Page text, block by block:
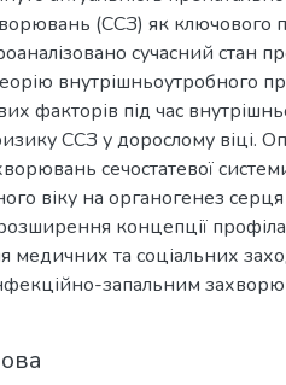
(ССЗ) як ключового
сучасний стан
внутрішньоутробного
факторів під час
ССЗ у дорослому віці.
сечостатевої
віку на органогенез
концепції
медичних та соціальних
запальним